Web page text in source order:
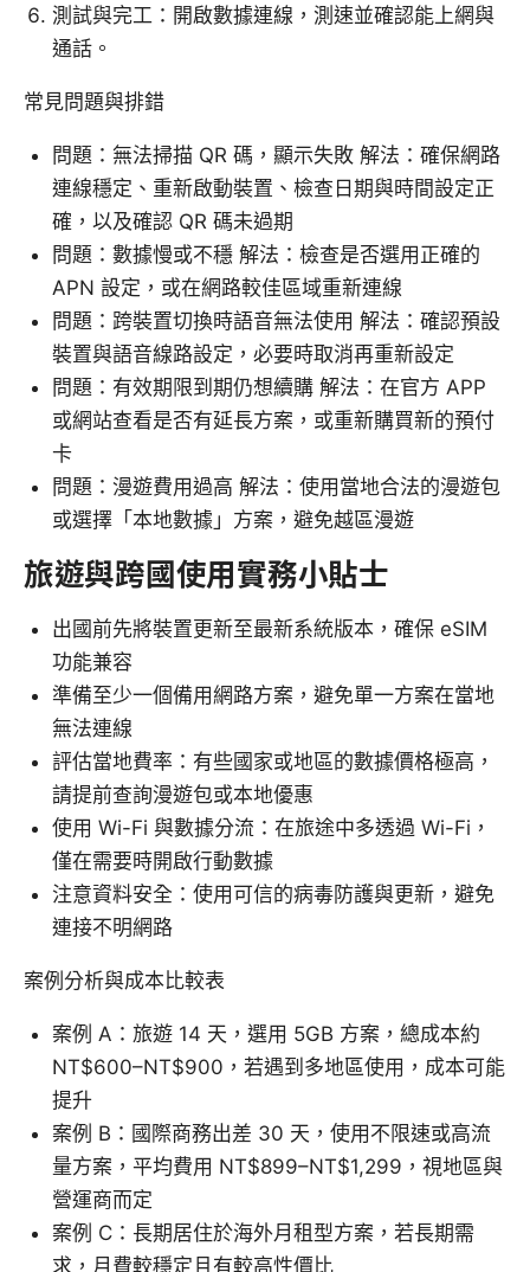
測試與完工：開啟數據連線，測速並確認能上網與
通話。
常見問題與排錯
問題：無法掃描 QR 碼，顯示失敗 解法：確保網路
連線穩定、重新啟動裝置、檢查日期與時間設定正
確，以及確認 QR 碼未過期
問題：數據慢或不穩 解法：檢查是否選用正確的
APN 設定，或在網路較佳區域重新連線
問題：跨裝置切換時語音無法使用 解法：確認預設
裝置與語音線路設定，必要時取消再重新設定
問題：有效期限到期仍想續購 解法：在官方 APP
或網站查看是否有延長方案，或重新購買新的預付
卡
問題：漫遊費用過高 解法：使用當地合法的漫遊包
或選擇「本地數據」方案，避免越區漫遊
旅遊與跨國使用實務小貼士
出國前先將裝置更新至最新系統版本，確保 eSIM
功能兼容
準備至少一個備用網路方案，避免單一方案在當地
無法連線
評估當地費率：有些國家或地區的數據價格極高，
請提前查詢漫遊包或本地優惠
使用 Wi-Fi 與數據分流：在旅途中多透過 Wi-Fi，
僅在需要時開啟行動數據
注意資料安全：使用可信的病毒防護與更新，避免
連接不明網路
案例分析與成本比較表
案例 A：旅遊 14 天，選用 5GB 方案，總成本約
NT$600–NT$900，若遇到多地區使用，成本可能
提升
案例 B：國際商務出差 30 天，使用不限速或高流
量方案，平均費用 NT$899–NT$1,299，視地區與
營運商而定
案例 C：長期居住於海外月租型方案，若長期需
求，月費較穩定且有較高性價比